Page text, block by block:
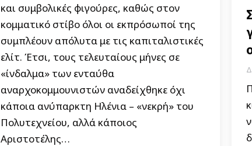
και συμβολικές φιγούρες, καθώς στον
κομματικό στίβο όλοι οι εκπρόσωποί της
συμπλέουν απόλυτα με τις καπιταλιστικές
ελίτ. Έτσι, τους τελευταίους μήνες σε
«ίνδαλμα» των ενταύθα
αναρχοκομμουνιστών αναδείχθηκε όχι
κάποια ανύπαρκτη Ηλένια – «νεκρή» του
Πολυτεχνείου, αλλά κάποιος
Αριστοτέλης…